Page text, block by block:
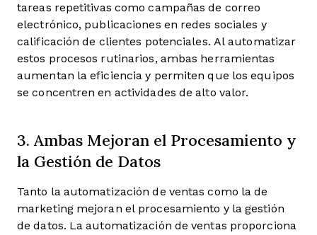
tareas repetitivas como campañas de correo
electrónico, publicaciones en redes sociales y
calificación de clientes potenciales. Al automatizar
estos procesos rutinarios, ambas herramientas
aumentan la eficiencia y permiten que los equipos
se concentren en actividades de alto valor.
3. Ambas Mejoran el Procesamiento y
la Gestión de Datos
Tanto la automatización de ventas como la de
marketing mejoran el procesamiento y la gestión
de datos. La automatización de ventas proporciona